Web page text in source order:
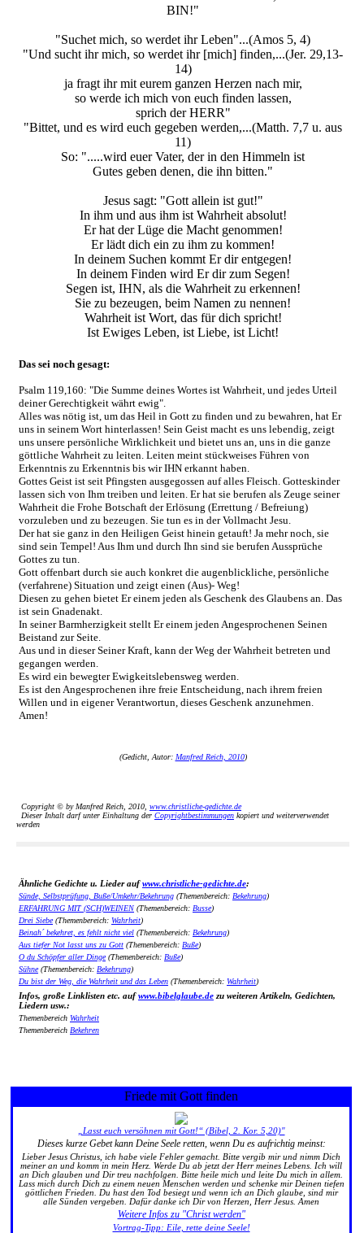
BIN!"
"Suchet mich, so werdet ihr Leben"...(Amos 5, 4)
"Und sucht ihr mich, so werdet ihr [mich] finden,...(Jer. 29,13-
14)
ja fragt ihr mit eurem ganzen Herzen nach mir,
so werde ich mich von euch finden lassen,
sprich der HERR"
"Bittet, und es wird euch gegeben werden,...(Matth. 7,7 u. aus
11)
So: ".....wird euer Vater, der in den Himmeln ist
Gutes geben denen, die ihn bitten."
Jesus sagt: "Gott allein ist gut!"
In ihm und aus ihm ist Wahrheit absolut!
Er hat der Lüge die Macht genommen!
Er lädt dich ein zu ihm zu kommen!
In deinem Suchen kommt Er dir entgegen!
In deinem Finden wird Er dir zum Segen!
Segen ist, IHN, als die Wahrheit zu erkennen!
Sie zu bezeugen, beim Namen zu nennen!
Wahrheit ist Wort, das für dich spricht!
Ist Ewiges Leben, ist Liebe, ist Licht!
Das sei noch gesagt:
Psalm 119,160: "Die Summe deines Wortes ist Wahrheit, und jedes Urteil
deiner Gerechtigkeit währt ewig".
Alles was nötig ist, um das Heil in Gott zu finden und zu bewahren, hat Er
uns in seinem Wort hinterlassen! Sein Geist macht es uns lebendig, zeigt
uns unsere persönliche Wirklichkeit und bietet uns an, uns in die ganze
göttliche Wahrheit zu leiten. Leiten meint stückweises Führen von
Erkenntnis zu Erkenntnis bis wir IHN erkannt haben.
Gottes Geist ist seit Pfingsten ausgegossen auf alles Fleisch. Gotteskinder
lassen sich von Ihm treiben und leiten. Er hat sie berufen als Zeuge seiner
Wahrheit die Frohe Botschaft der Erlösung (Errettung / Befreiung)
vorzuleben und zu bezeugen. Sie tun es in der Vollmacht Jesu.
Der hat sie ganz in den Heiligen Geist hinein getauft! Ja mehr noch, sie
sind sein Tempel! Aus Ihm und durch Ihn sind sie berufen Aussprüche
Gottes zu tun.
Gott offenbart durch sie auch konkret die augenblickliche, persönliche
(verfahrene) Situation und zeigt einen (Aus)- Weg!
Diesen zu gehen bietet Er einem jeden als Geschenk des Glaubens an. Das
ist sein Gnadenakt.
In seiner Barmherzigkeit stellt Er einem jeden Angesprochenen Seinen
Beistand zur Seite.
Aus und in dieser Seiner Kraft, kann der Weg der Wahrheit betreten und
gegangen werden.
Es wird ein bewegter Ewigkeitslebensweg werden.
Es ist den Angesprochenen ihre freie Entscheidung, nach ihrem freien
Willen und in eigener Verantwortun, dieses Geschenk anzunehmen.
Amen!
(Gedicht, Autor: Manfred Reich, 2010)
Copyright © by Manfred Reich, 2010, www.christliche-gedichte.de
Dieser Inhalt darf unter Einhaltung der Copyrightbestimmungen kopiert und weiterverwendet
werden
Ähnliche Gedichte u. Lieder aufwww.christliche-gedichte.de:
Sünde, Selbstprüfung, Buße/Umkehr/Bekehrung (Themenbereich: Bekehrung)
ERFAHRUNG MIT (SCH)WEINEN (Themenbereich: Busse)
Drei Siebe(Themenbereich: Wahrheit)
Beinah´ bekehret, es fehlt nicht viel (Themenbereich: Bekehrung)
Aus tiefer Not lasst uns zu Gott (Themenbereich: Buße)
O du Schöpfer aller Dinge(Themenbereich: Buße)
Sühne(Themenbereich: Bekehrung)
Du bist der Weg, die Wahrheit und das Leben (Themenbereich: Wahrheit)
Infos, große Linklisten etc. aufwww.bibelglaube.de zu weiteren Artikeln, Gedichten,
Liedern usw.:
Themenbereich Wahrheit
Themenbereich Bekehren
Friede mit Gott finden
„Lasst euch versöhnen mit Gott!“ (Bibel, 2. Kor. 5,20)"
Dieses kurze Gebet kann Deine Seele retten, wenn Du es aufrichtig meinst:
Lieber Jesus Christus, ich habe viele Fehler gemacht. Bitte vergib mir und nimm Dich
meiner an und komm in mein Herz. Werde Du ab jetzt der Herr meines Lebens. Ich will
an Dich glauben und Dir treu nachfolgen. Bitte heile mich und leite Du mich in allem.
Lass mich durch Dich zu einem neuen Menschen werden und schenke mir Deinen tiefen
göttlichen Frieden. Du hast den Tod besiegt und wenn ich an Dich glaube, sind mir
alle Sünden vergeben. Dafür danke ich Dir von Herzen, Herr Jesus. Amen
Weitere Infos zu "Christ werden"
Vortrag-Tipp: Eile, rette deine Seele!